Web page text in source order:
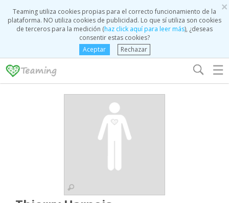
×
Teaming utiliza cookies propias para el correcto funcionamiento de la
plataforma. NO utiliza cookies de publicidad. Lo que sí utiliza son cookies
de terceros para la medición (haz click aquí para leer más), ¿deseas
consentir estas cookies?
Aceptar
Rechazar
☰